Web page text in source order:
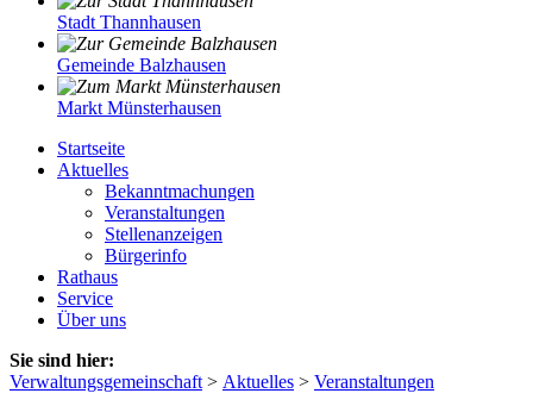
Stadt Thannhausen
Gemeinde Balzhausen
Markt Münsterhausen
Startseite
Aktuelles
Bekanntmachungen
Veranstaltungen
Stellenanzeigen
Bürgerinfo
Rathaus
Service
Über uns
Sie sind hier:
Verwaltungsgemeinschaft > Aktuelles > Veranstaltungen